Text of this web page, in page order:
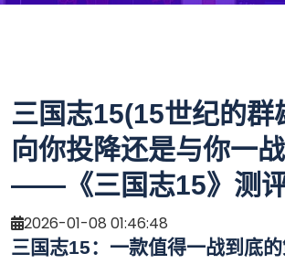
三国志15(15世纪的群
向你投降还是与你一战
——《三国志15》测
2026-01-08 01:46:48
三国志15：一款值得一战到底